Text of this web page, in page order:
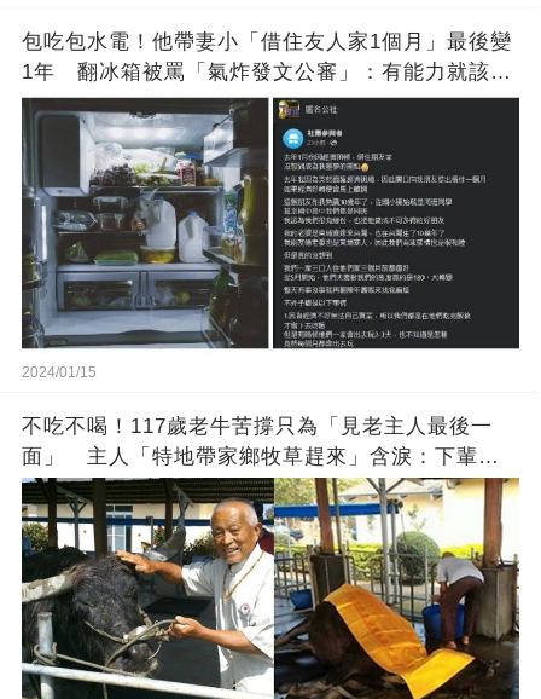
包吃包水電！他帶妻小「借住友人家1個月」最後變
1年 翻冰箱被罵「氣炸發文公審」：有能力就該大
方
2024/01/15
不吃不喝！117歲老牛苦撐只為「見老主人最後一
面」 主人「特地帶家鄉牧草趕來」含淚：下輩子
找個好人家